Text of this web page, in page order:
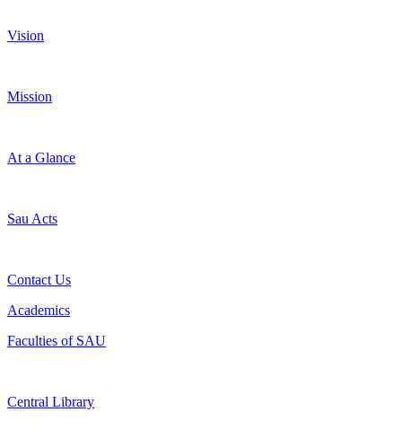
Vision
Mission
At a Glance
Sau Acts
Contact Us
Academics
Faculties of SAU
Central Library